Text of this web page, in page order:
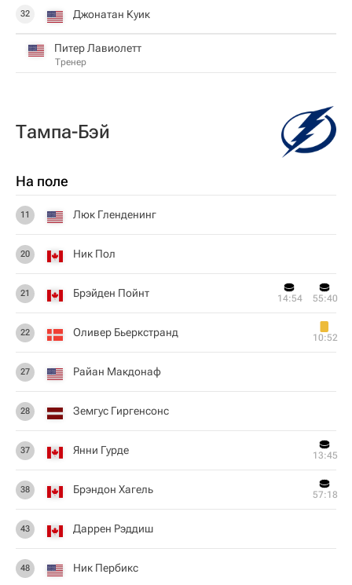
32 Джонатан Куик
Питер Лавиолетт
Тренер
Тампа-Бэй
На поле
11 Люк Гленденинг
20 Ник Пол
21 Брэйден Пойнт 14:54 55:40
22 Оливер Бьеркстранд 10:52
27 Райан Макдонаф
28 Земгус Гиргенсонс
37 Янни Гурде 13:45
38 Брэндон Хагель 57:18
43 Даррен Рэддиш
48 Ник Пербикс